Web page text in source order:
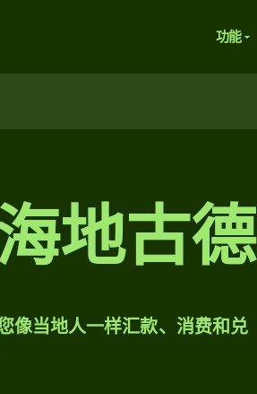
功能
地古德
像当地人一样汇款、消费和兑